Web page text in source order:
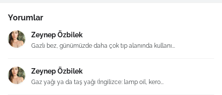
Yorumlar
Zeynep Özbilek
Gazlı bez, günümüzde daha çok tıp alanında kullanı...
Zeynep Özbilek
Gaz yağı ya da taş yağı (İngilizce: lamp oil, kero...